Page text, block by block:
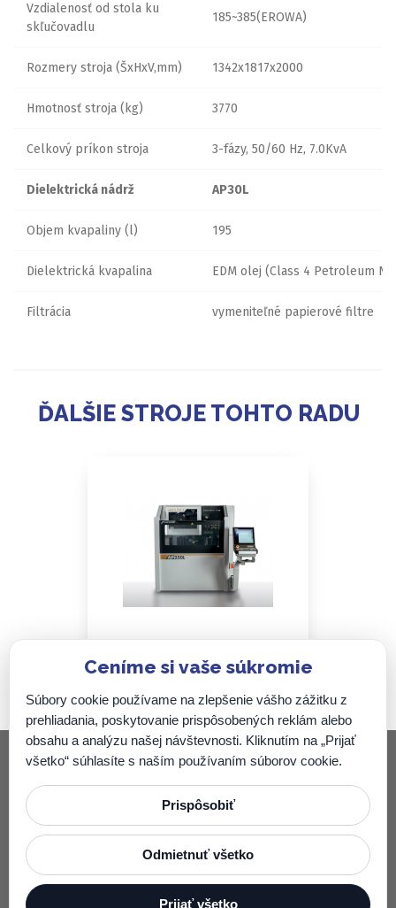
Vzdialenosť od stola ku
skľučovadlu
185~385(EROWA)
Rozmery stroja (ŠxHxV,mm) 1342x1817x2000
Hmotnosť stroja (kg) 3770
Celkový príkon stroja 3-fázy, 50/60 Hz, 7.0KvA
Dielektrická nádrž AP30L
Objem kvapaliny (l) 195
Dielektrická kvapalina EDM olej (Class 4 Petroleum
Filtrácia vymeniteľné papierové filtre
ĎALŠIE STROJE TOHTO RADU
Sodick AP250L Premium
Zenit SK, s.r.o.
Nová 831/78, 972 41 Koš
Ceníme si vaše súkromie
Súbory cookie používame na zlepšenie vášho zážitku z
prehliadania, poskytovanie prispôsobených reklám alebo
obsahu a analýzu našej návštevnosti. Kliknutím na „Prijať
všetko“ súhlasíte s naším používaním súborov cookie.
Prispôsobiť
Odmietnuť všetko
Prijať všetko